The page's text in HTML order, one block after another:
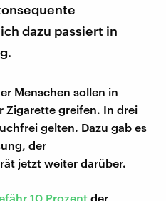
dazu passiert in
Menschen sollen in
Zigarette greifen. In drei
gelten. Dazu gab es
der
jetzt weiter darüber.
10 Prozent der